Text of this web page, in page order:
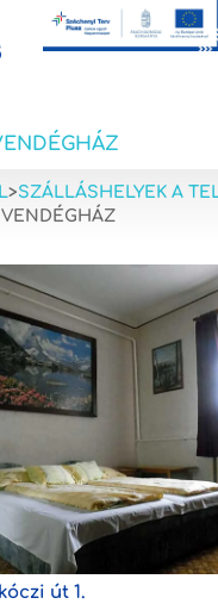
>SZÁLLÁSHELYEK A
VENDÉGHÁZ
út 1.